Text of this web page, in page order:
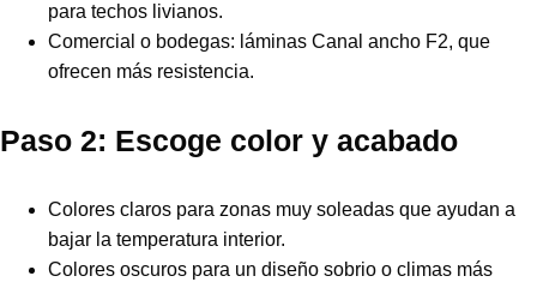
para techos livianos.
Comercial o bodegas: láminas Canal ancho F2, que
ofrecen más resistencia.
Paso 2: Escoge color y acabado
Colores claros para zonas muy soleadas que ayudan a
bajar la temperatura interior.
Colores oscuros para un diseño sobrio o climas más